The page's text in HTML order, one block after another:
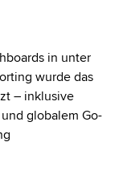
in unter
wurde das
– inklusive
globalem Go-